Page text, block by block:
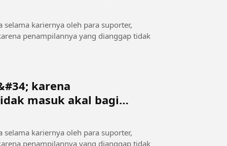
kariernya oleh para suporter,
penampilannya yang dianggap tidak
karena
masuk akal bagi
kariernya oleh para suporter,
penampilannya yang dianggap tidak